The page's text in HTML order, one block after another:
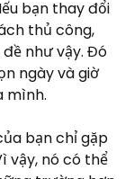
bạn thay đổi
thủ công,
như vậy. Đó
ngày và giờ
mình.
bạn chỉ gặp
vậy, nó có thể